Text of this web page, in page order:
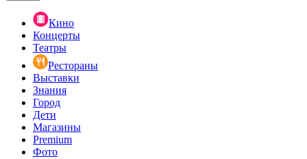
Кино
Концерты
Театры
Рестораны
Выставки
Знания
Город
Дети
Магазины
Premium
Фото